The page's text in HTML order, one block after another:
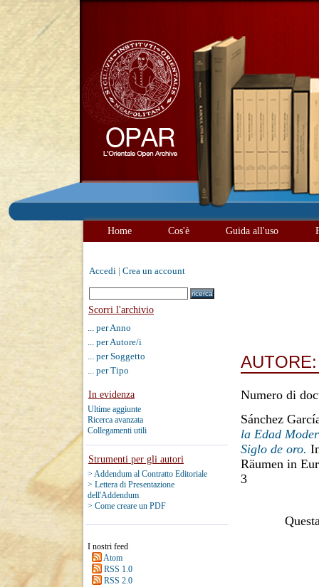
Home Cos'è Guida all'uso
Accedi Crea un account
Scorri l'archivio
... per Anno
... per Autore/i
... per Soggetto
... per Tipo
In evidenza
Ultime aggiunte
Ricerca avanzata
Collegamenti utili
Strumenti per gli autori
> Addendum al Contratto Editoriale
> Lettera di Presentazione
dell'Addendum
> Come creare un PDF
I nostri feed
Atom
RSS 1.0
RSS 2.0
Numero di
Sánchez
la Edad
Siglo de oro.
Räumen in
3